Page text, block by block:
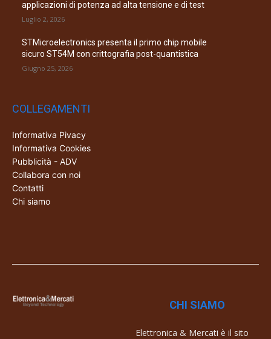
applicazioni di potenza ad alta tensione e di test
Luglio 2, 2026
STMicroelectronics presenta il primo chip mobile
sicuro ST54M con crittografia post-quantistica
Giugno 25, 2026
COLLEGAMENTI
Informativa Pivacy
Informativa Cookies
Pubblicità - ADV
Collabora con noi
Contatti
Chi siamo
CHI SIAMO
Elettronica & Mercati è il sito